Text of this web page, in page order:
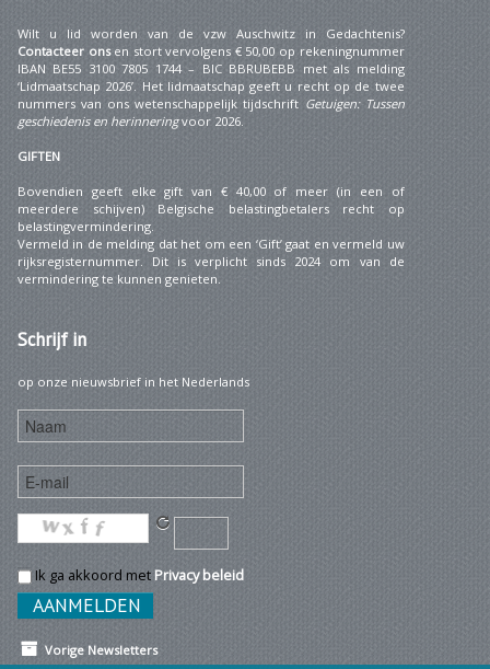
Wilt u lid worden van de vzw Auschwitz in Gedachtenis?
Contacteer onsen stort vervolgens € 50,00 op rekeningnummer
IBAN BE55 3100 7805 1744 – BIC BBRUBEBB met als melding
‘Lidmaatschap 2026’. Het lidmaatschap geeft u recht op de twee
nummers van ons wetenschappelijk tijdschrift Getuigen: Tussen
geschiedenis en herinneringvoor 2026.
GIFTEN
Bovendien geeft elke gift van € 40,00 of meer (in een of
meerdere schijven) Belgische belastingbetalers recht op
belastingvermindering.
Vermeld in de melding dat het om een ‘Gift’ gaat en vermeld uw
rijksregisternummer. Dit is verplicht sinds 2024 om van de
vermindering te kunnen genieten.
Schrijfin
op onze nieuwsbrief in het Nederlands
Ik ga akkoord metPrivacy beleid
Vorige Newsletters